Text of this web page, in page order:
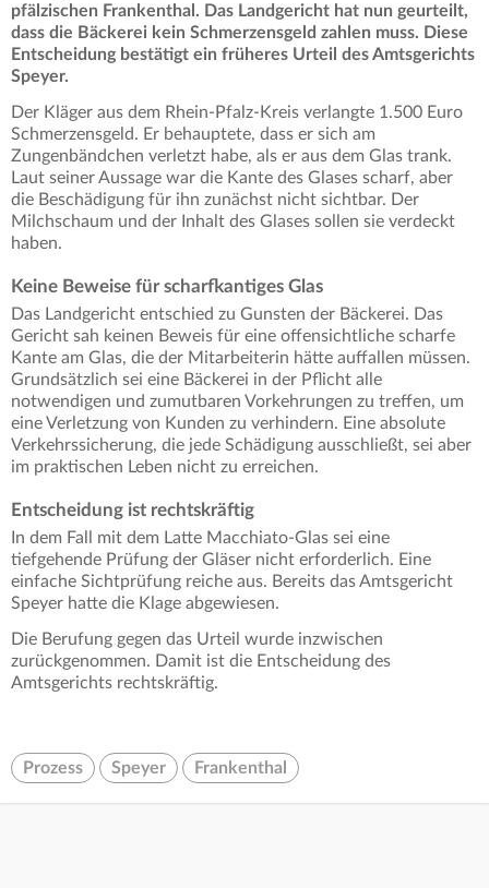
pfälzischen Frankenthal. Das Landgericht hat nun geurteilt,
dass die Bäckerei kein Schmerzensgeld zahlen muss. Diese
Entscheidung bestätigt ein früheres Urteil des Amtsgerichts
Speyer.
Der Kläger aus dem Rhein-Pfalz-Kreis verlangte 1.500 Euro
Schmerzensgeld. Er behauptete, dass er sich am
Zungenbändchen verletzt habe, als er aus dem Glas trank.
Laut seiner Aussage war die Kante des Glases scharf, aber
die Beschädigung für ihn zunächst nicht sichtbar. Der
Milchschaum und der Inhalt des Glases sollen sie verdeckt
haben.
Keine Beweise für scharfkantiges Glas
Das Landgericht entschied zu Gunsten der Bäckerei. Das
Gericht sah keinen Beweis für eine offensichtliche scharfe
Kante am Glas, die der Mitarbeiterin hätte auffallen müssen.
Grundsätzlich sei eine Bäckerei in der Pflicht alle
notwendigen und zumutbaren Vorkehrungen zu treffen, um
eine Verletzung von Kunden zu verhindern. Eine absolute
Verkehrssicherung, die jede Schädigung ausschließt, sei aber
im praktischen Leben nicht zu erreichen.
Entscheidung ist rechtskräftig
In dem Fall mit dem Latte Macchiato-Glas sei eine
tiefgehende Prüfung der Gläser nicht erforderlich. Eine
einfache Sichtprüfung reiche aus. Bereits das Amtsgericht
Speyer hatte die Klage abgewiesen.
Die Berufung gegen das Urteil wurde inzwischen
zurückgenommen. Damit ist die Entscheidung des
Amtsgerichts rechtskräftig.
Prozess Speyer Frankenthal